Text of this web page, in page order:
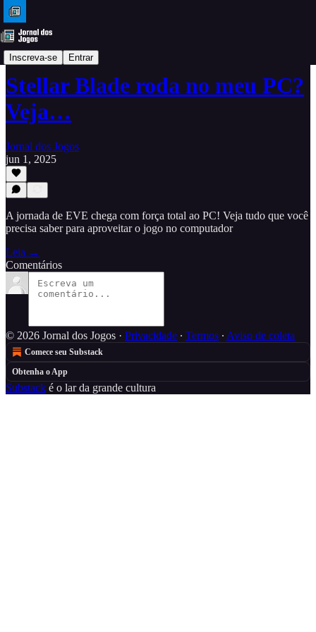
Inscreva-se Entrar
Dicas
Stellar Blade roda no meu PC?
Veja…
Jornal dos Jogos
jun 1, 2025
A jornada de EVE chega com força total ao PC! Veja tudo que você
precisa saber para aproveitar o jogo no computador
Leia →
Comentários
© 2026 Jornal dos Jogos · Privacidade ∙ Termos ∙ Aviso de coleta
Comece seu Substack
Obtenha o App
Substack é o lar da grande cultura